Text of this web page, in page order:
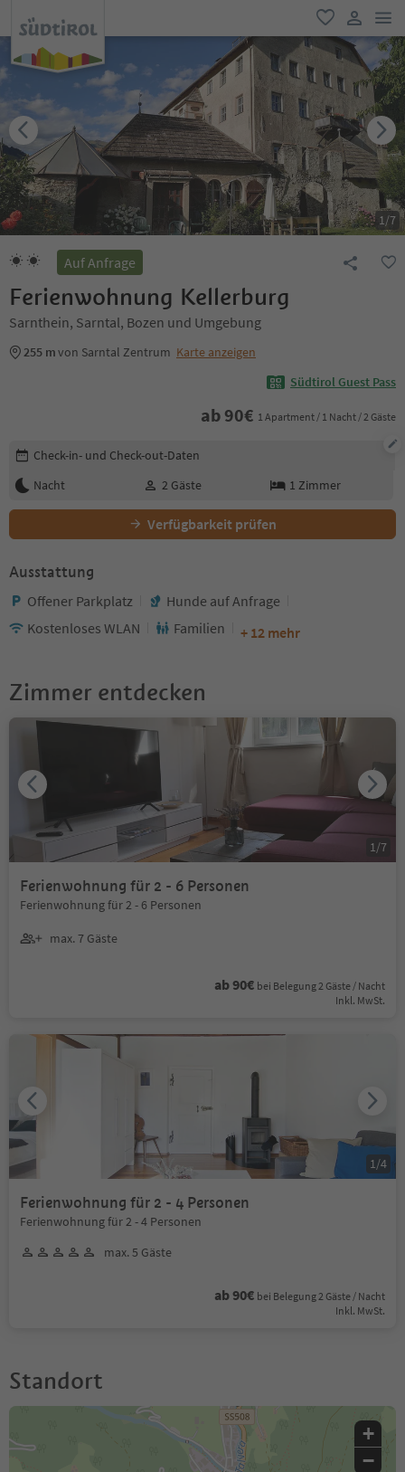
favorit
user link
1/7
Auf Anfrage
Ferienwohnung Kellerburg
Sarnthein, Sarntal, Bozen und Umgebung
255 mvon Sarntal Zentrum Karte anzeigen
Südtirol Guest Pass
ab 90€ 1 Apartment / 1 Nacht / 2 Gäste
Buchungsdetails bearbeiten
Check-in- und Check-out-Daten
Nacht
2 Gäste 1 Zimmer
Verfügbarkeit prüfen
Ausstattung
Offener Parkplatz
Hunde auf Anfrage
Kostenloses WLAN
Familien + 12 mehr
Zimmer entdecken
Ferienwohnung für 2 - 6 Personen
Ferienwohnung für 2 - 6 Personen
max. 7 Gäste
ab 90€ bei Belegung 2 Gäste / Nacht
Inkl. MwSt.
1 /7
Ferienwohnung für 2 - 4 Personen
Ferienwohnung für 2 - 4 Personen
max. 5 Gäste
ab 90€ bei Belegung 2 Gäste / Nacht
Inkl. MwSt.
1 /4
Standort
+
−